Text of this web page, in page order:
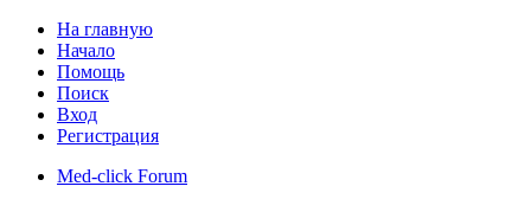
На главную
Начало
Помощь
Поиск
Вход
Регистрация
Med-click Forum